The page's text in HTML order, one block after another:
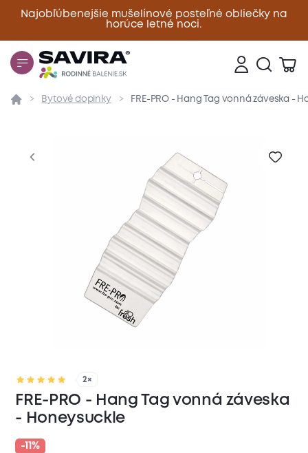
Najobľúbenejšie mušelínové posteľné obliečky na
horúce letné noci.
Zavrieť
Prehľad Parametre Popis produktu
Bytové doplnky FRE-PRO - Hang Tag vonná záveska -
2×
FRE-PRO - Hang Tag vonná záveska
- Honeysuckle
-11%